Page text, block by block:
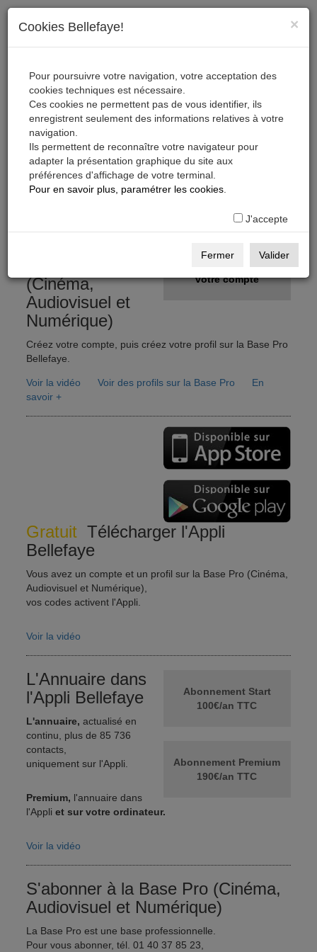
S'inscrire, télécharger,
votre compte
(Cinéma,
Audiovisuel et
Numérique)
Créez votre compte, puis créez votre profil sur la Base Pro
Bellefaye.
Voir la vidéo Voir des profils sur la Base Pro
En
savoir +
Gratuit Télécharger l'Appli
Bellefaye
Vous avez un compte et un profil sur la Base Pro (Cinéma,
Audiovisuel et Numérique),
vos codes activent l'Appli.
Voir la vidéo
Abonnement Start
100€/an TTC
Abonnement Premium
190€/an TTC
L'Annuaire dans
l'Appli Bellefaye
L'annuaire, actualisé en
continu, plus de 85 736
contacts,
uniquement sur l'Appli.
Premium, l'annuaire dans
l'Appliet sur votre ordinateur.
Voir la vidéo
S'abonner à la Base Pro (Cinéma,
Audiovisuel et Numérique)
La Base Pro est une base professionnelle.
Pour vous abonner, tél. 01 40 37 85 23,
×
Cookies Bellefaye!
Pour poursuivre votre navigation, votre acceptation des
cookies techniques est nécessaire.
Ces cookies ne permettent pas de vous identifier, ils
enregistrent seulement des informations relatives à votre
navigation.
Ils permettent de reconnaître votre navigateur pour
adapter la présentation graphique du site aux
préférences d'affichage de votre terminal.
Pour en savoir plus, paramétrer les cookies
J'accepte
Fermer Valider